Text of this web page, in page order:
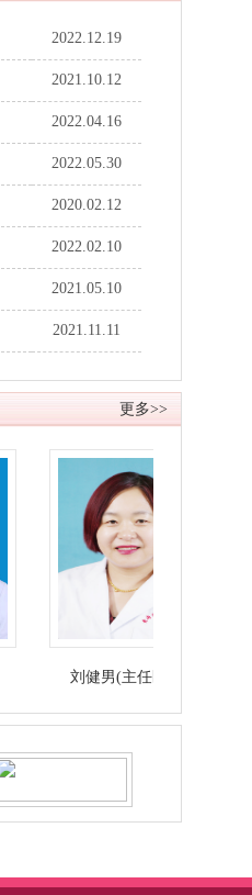
2022.12.19
2021.10.12
2022.04.16
2022.05.30
2020.02.12
2022.02.10
2021.05.10
2021.11.11
更多>>
刘健男(主任医师)